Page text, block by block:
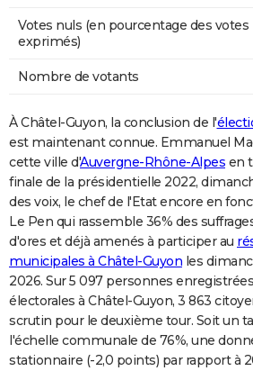
Votes nuls (en pourcentage des votes
exprimés)
Nombre de votants
À Châtel-Guyon, la conclusion de l'
est maintenant connue. Emmanuel
cette ville d'Auvergne-Rhône-Alpes en
finale de la présidentielle 2022,
des voix, le chef de l'Etat encore en
Le Pen qui rassemble 36% des
d'ores et déjà amenés à participer au
municipales à Châtel-Guyon les
2026. Sur 5 097 personnes
électorales à Châtel-Guyon, 3 863
scrutin pour le deuxième tour. Soit un
l'échelle communale de 76%, une
stationnaire (-2,0 points) par rapport à